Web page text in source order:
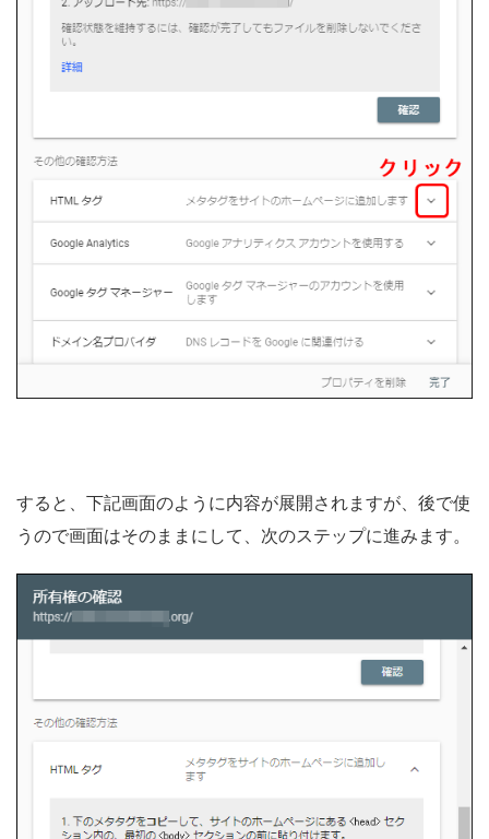
すると、下記画面のように内容が展開されますが、後で使
うので画面はそのままにして、次のステップに進みます。